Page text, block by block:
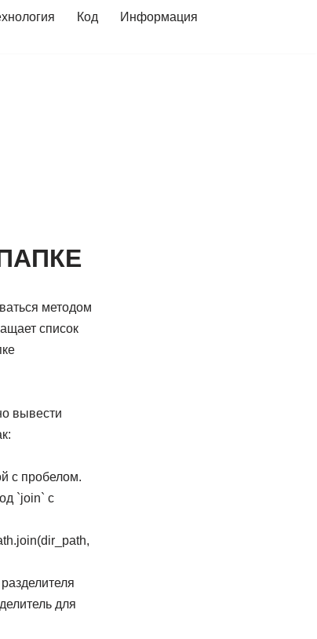
Код
Информация
методом
список
вывести
с пробелом.
`join` с
для